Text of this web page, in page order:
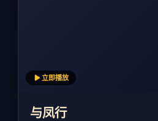
立即播放
与凤行